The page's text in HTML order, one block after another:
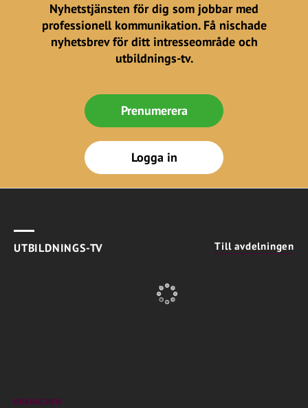
Nyhetstjänsten för dig som jobbar med
professionell kommunikation. Få nischade
nyhetsbrev för ditt intresseområde och
utbildnings-tv.
Prenumerera
Logga in
UTBILDNINGS-TV Till avdelningen
BRANSCHEN